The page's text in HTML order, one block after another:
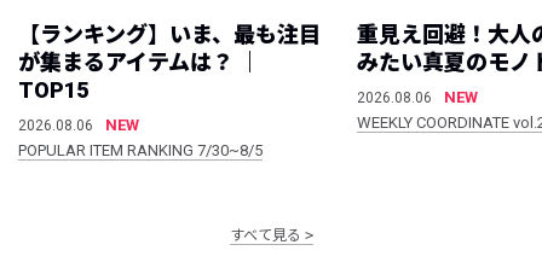
【ランキング】いま、最も注目
が集まるアイテムは？ ｜
TOP15
2026.08.06
NEW
POPULAR ITEM RANKING 7/30~8/5
重見え回避！大人
みたい真夏のモノ
2026.08.06
NEW
WEEKLY COORDINATE
すべて見る